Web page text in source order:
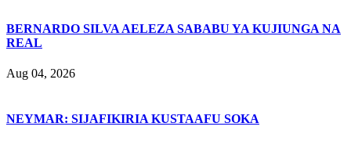
BERNARDO SILVA AELEZA SABABU YA KUJIUNGA NA
REAL
Aug 04, 2026
NEYMAR: SIJAFIKIRIA KUSTAAFU SOKA